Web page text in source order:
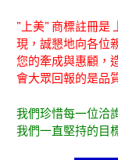
"上美" 商標註冊是
現，誠懇地向各位
您的牽成與惠顧，
會大眾回報的是品
我們珍惜每一位洽
我們一直堅持的目